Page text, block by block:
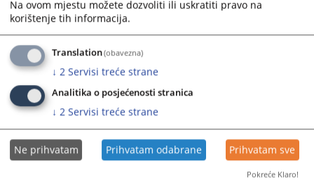
to
get
the
keyboard
shortcuts
for
changing
to
get
the
keyboard
shortcuts
for
dates.
Na ovom mjestu možete dozvoliti ili uskratiti pravo na
korištenje tih informacija.
Translation(obavezna)
↓ 2 Servisi treće strane
Analitika o posjećenosti stranica
↓ 2 Servisi treće strane
Ne prihvatam Prihvatam odabrane Prihvatam sve
Pokreće Klaro!